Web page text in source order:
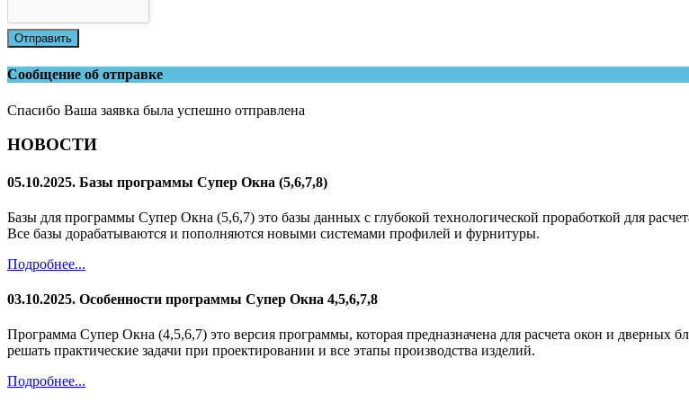
Отправить
Сообщение об отправке
Спасибо Ваша заявка была успешно отправлена
НОВОСТИ
05.10.2025. Базы программы Супер Окна (5,6,7,8)
Базы для программы Супер Окна (5,6,7) это базы данных с глубокой технологической проработкой для
Все базы дорабатываются и пополняются новыми системами профилей и фурнитуры.
Подробнее...
03.10.2025. Особенности программы Супер Окна 4,5,6,7,8
Программа Супер Окна (4,5,6,7) это версия программы, которая предназначена для расчета окон и
решать практические задачи при проектировании и все этапы производства изделий.
Подробнее...